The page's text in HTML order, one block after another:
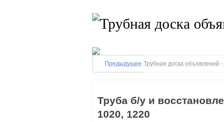
Предыдущее Трубная доска объявлений
Труба б/у и
1020, 1220